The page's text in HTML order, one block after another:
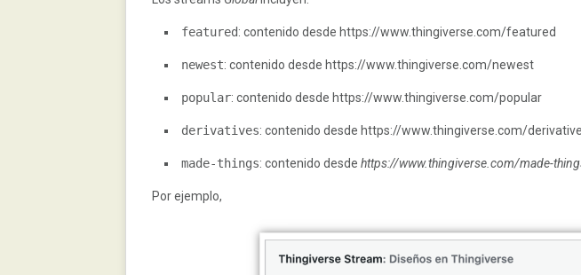
featured: contenido desde https://www.thingiverse.com/featured
newest: contenido desde https://www.thingiverse.com/newest
popular: contenido desde https://www.thingiverse.com/popular
derivatives: contenido desde https://www.thingiverse.com/
made-things: contenido desde https://www.thingiverse.com/made-
Por ejemplo,